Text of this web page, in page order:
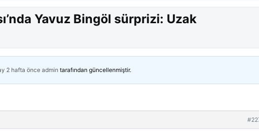
Yavuz Bingöl sürprizi: Uzak
2 hafta önceadmin tarafından güncellenmiştir.